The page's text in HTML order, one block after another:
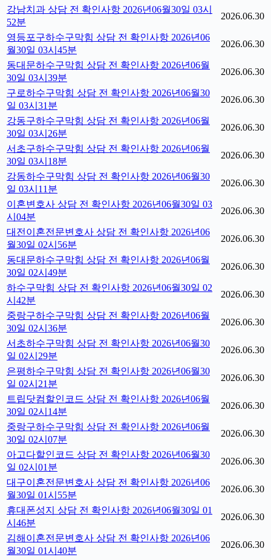
강남치과 상담 전 확인사항 2026년06월30일 03시
52분
2026.06.30
영등포구하수구막힘 상담 전 확인사항 2026년06
월30일 03시45분
2026.06.30
동대문하수구막힘 상담 전 확인사항 2026년06월
30일 03시39분
2026.06.30
구로하수구막힘 상담 전 확인사항 2026년06월30
일 03시31분
2026.06.30
강동구하수구막힘 상담 전 확인사항 2026년06월
30일 03시26분
2026.06.30
서초구하수구막힘 상담 전 확인사항 2026년06월
30일 03시18분
2026.06.30
강동하수구막힘 상담 전 확인사항 2026년06월30
일 03시11분
2026.06.30
이혼변호사 상담 전 확인사항 2026년06월30일 03
시04분
2026.06.30
대전이혼전문변호사 상담 전 확인사항 2026년06
월30일 02시56분
2026.06.30
동대문하수구막힘 상담 전 확인사항 2026년06월
30일 02시49분
2026.06.30
하수구막힘 상담 전 확인사항 2026년06월30일 02
시42분
2026.06.30
중랑구하수구막힘 상담 전 확인사항 2026년06월
30일 02시36분
2026.06.30
서초하수구막힘 상담 전 확인사항 2026년06월30
일 02시29분
2026.06.30
은평하수구막힘 상담 전 확인사항 2026년06월30
일 02시21분
2026.06.30
트립닷컴할인코드 상담 전 확인사항 2026년06월
30일 02시14분
2026.06.30
중랑구하수구막힘 상담 전 확인사항 2026년06월
30일 02시07분
2026.06.30
아고다할인코드 상담 전 확인사항 2026년06월30
일 02시01분
2026.06.30
대구이혼전문변호사 상담 전 확인사항 2026년06
월30일 01시55분
2026.06.30
휴대폰성지 상담 전 확인사항 2026년06월30일 01
시46분
2026.06.30
김해이혼전문변호사 상담 전 확인사항 2026년06
월30일 01시40분
2026.06.30